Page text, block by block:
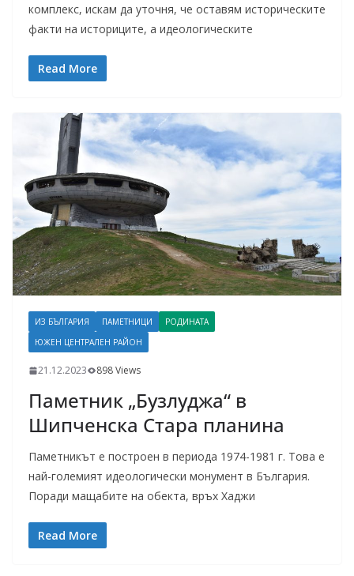
комплекс, искам да уточня, че оставям историческите
факти на историците, а идеологическите
Read More
ИЗ БЪЛГАРИЯ ПАМЕТНИЦИ
РОДИНАТА
ЮЖЕН ЦЕНТРАЛЕН РАЙОН
21.12.2023 898 Views
Паметник „Бузлуджа“ в
Шипченска Стара планина
Паметникът е построен в периода 1974-1981 г. Това е
най-големият идеологически монумент в България.
Поради мащабите на обекта, връх Хаджи
Read More